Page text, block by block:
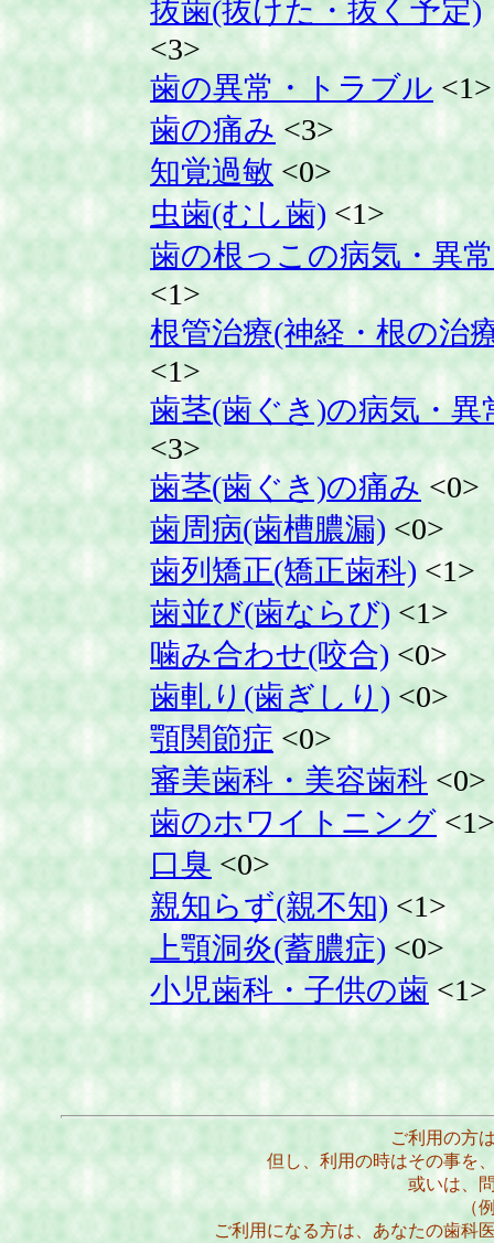
抜歯(抜けた・抜く予定)
<3>
歯の異常・トラブル <1>
歯の痛み <3>
知覚過敏 <0>
虫歯(むし歯) <1>
歯の根っこの病気・異常
<1>
根管治療(神経・根の治
<1>
歯茎(歯ぐき)の病気・異
<3>
歯茎(歯ぐき)の痛み<0>
歯周病(歯槽膿漏) <0>
歯列矯正(矯正歯科) <1>
歯並び(歯ならび) <1>
噛み合わせ(咬合) <0>
歯軋り(歯ぎしり) <0>
顎関節症 <0>
審美歯科・美容歯科 <0>
歯のホワイトニング <1>
口臭 <0>
親知らず(親不知) <1>
上顎洞炎(蓄膿症) <0>
小児歯科・子供の歯 <1>
ご利用の方
但し、利用の時はその事を
或いは、
（
ご利用になる方は、あなたの歯科